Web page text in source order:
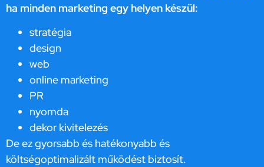
ha minden marketing egy helyen készül:
stratégia
design
web
online marketing
PR
nyomda
dekor kivitelezés
De ez gyorsabb és hatékonyabb és
költségoptimalizált működést biztosít.